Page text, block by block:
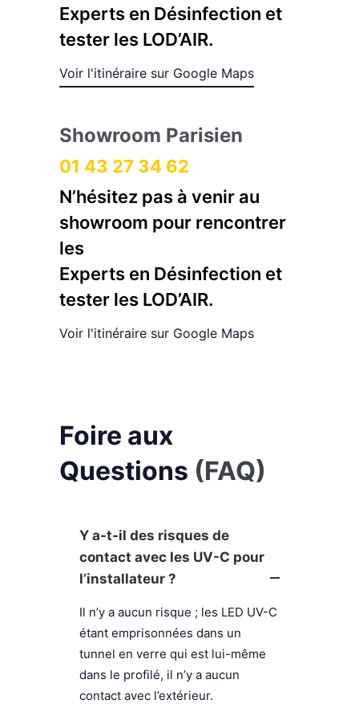
Experts en Désinfection et
tester les LOD’AIR.
Voir l'itinéraire sur Google Maps
Showroom Parisien
01 43 27 34 62
N’hésitez pas à venir au
showroom pour rencontrer
les
Experts en Désinfection et
tester les LOD’AIR.
Voir l'itinéraire sur Google Maps
Foire aux
Questions (FAQ)
Y a-t-il des risques de
contact avec les UV-C pour
l’installateur ?
Il n’y a aucun risque ; les LED UV-C
étant emprisonnées dans un
tunnel en verre qui est lui-même
dans le profilé, il n’y a aucun
contact avec l’extérieur.